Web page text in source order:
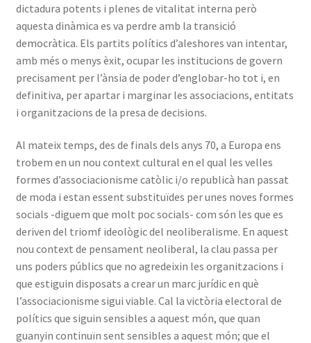
dictadura potents i plenes de vitalitat interna però
aquesta dinàmica es va perdre amb la transició
democràtica. Els partits polítics d’aleshores van intentar,
amb més o menys èxit, ocupar les institucions de govern
precisament per l’ànsia de poder d’englobar-ho tot i, en
definitiva, per apartar i marginar les associacions, entitats
i organitzacions de la presa de decisions.
Al mateix temps, des de finals dels anys 70, a Europa ens
trobem en un nou context cultural en el qual les velles
formes d’associacionisme catòlic i/o republicà han passat
de moda i estan essent substituïdes per unes noves formes
socials -diguem que molt poc socials- com són les que es
deriven del triomf ideològic del neoliberalisme. En aquest
nou context de pensament neoliberal, la clau passa per
uns poders públics que no agredeixin les organitzacions i
que estiguin disposats a crear un marc jurídic en què
l’associacionisme sigui viable. Cal la victòria electoral de
polítics que siguin sensibles a aquest món, que quan
guanyin continuïn sent sensibles a aquest món; que el